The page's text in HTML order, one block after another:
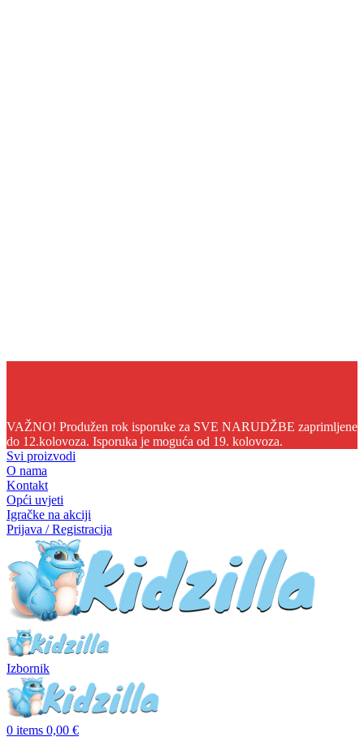
VAŽNO! Produžen rok isporuke za SVE NARUDŽBE zaprimljene
do 12.kolovoza. Isporuka je moguća od 19. kolovoza.
Svi proizvodi
O nama
Kontakt
Opći uvjeti
Igračke na akciji
Prijava / Registracija
Izbornik
0 items 0,00 €